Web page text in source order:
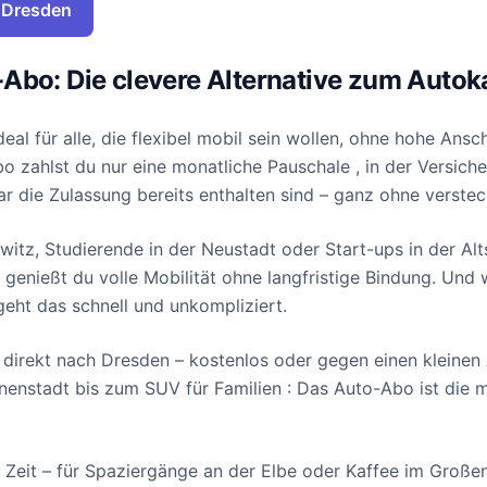
Die clevere Alternative zum
für alle, die flexibel mobil sein wollen, ohne hohe
zahlst du nur eine monatliche Pauschale , in der
die Zulassung bereits enthalten sind – ganz ohne
Studierende in der Neustadt oder Start-ups in der
du volle Mobilität ohne langfristige Bindung. Und
das schnell und unkompliziert.
nach Dresden – kostenlos oder gegen einen kleinen
bis zum SUV für Familien : Das Auto-Abo ist die
Zeit – für Spaziergänge an der Elbe oder Kaffee im